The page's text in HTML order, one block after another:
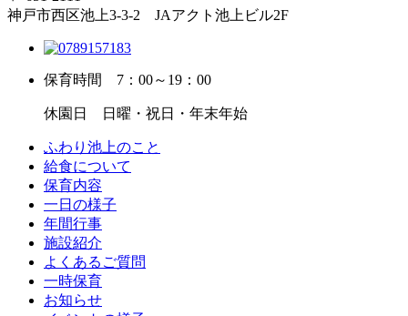
神戸市西区池上3-3-2 JAアクト池上ビル2F
保育時間 7：00～19：00
休園日 日曜・祝日・年末年始
ふわり池上のこと
給食について
保育内容
一日の様子
年間行事
施設紹介
よくあるご質問
一時保育
お知らせ